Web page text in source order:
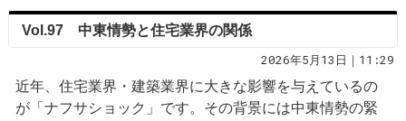
Vol.97 中東情勢と住宅業界の関係
2026年5月13日｜11:29
近年、住宅業界・建築業界に大きな影響を与えているの
が「ナフサショック」です。その背景には中東情勢の緊